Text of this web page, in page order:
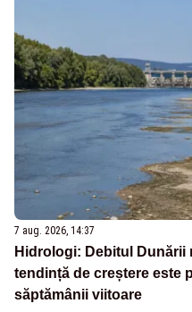
7 aug. 2026, 14:37
Hidrologi: Debitul Dunării
tendință de creștere este
săptămânii viitoare